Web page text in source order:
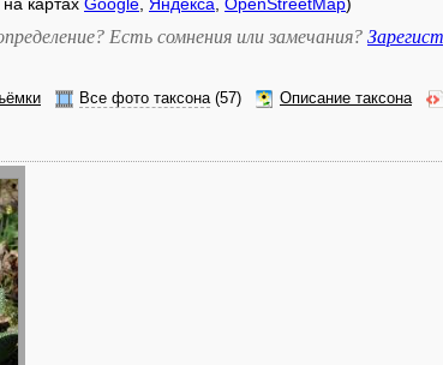
Есть сомнения или замечания?
Все фото таксона(57) Описание таксона